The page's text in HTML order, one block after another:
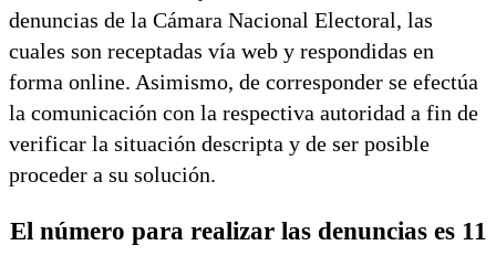
denuncias de la Cámara Nacional Electoral, las
cuales son receptadas vía web y respondidas en
forma online. Asimismo, de corresponder se efectúa
la comunicación con la respectiva autoridad a fin de
verificar la situación descripta y de ser posible
proceder a su solución.
El número para realizar las denuncias es 11